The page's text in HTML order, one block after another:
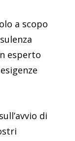
a scopo
esperto
di